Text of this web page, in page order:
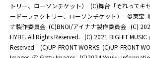
トリー、ローソンチケット）
(C)舞台「それってキ
ードーファクトリー、ローソンチケット）
©東宝
ナ製作委員会 (C)BNOI/アイナナ製作委員会 (C)
HYBE. All Rights Reserved. (C) 2021 BIGHIT MUSIC
Reserved. (C)UP-FRONT WORKS (C)UP-FRONT